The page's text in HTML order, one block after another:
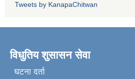
Tweets by KanapaChitwan
विधुतिय शुसासन सेवा
घटना दर्ता